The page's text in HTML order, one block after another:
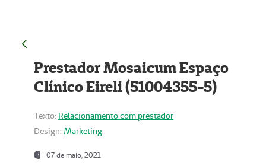
Prestador Mosaicum Espaço
Clínico Eireli (51004355-5)
Texto: Relacionamento com prestador
Design: Marketing
07 de maio, 2021